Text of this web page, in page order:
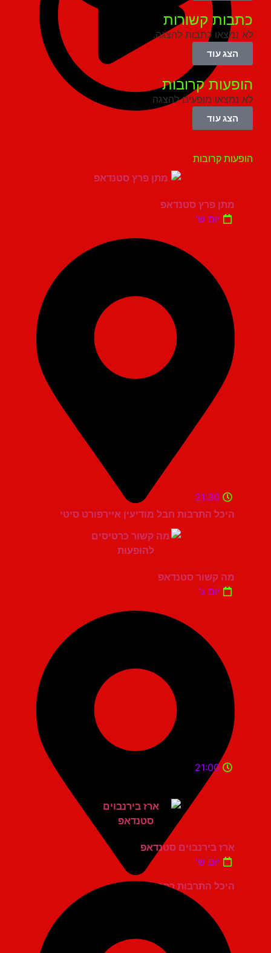
קשורות
כתבות להצגה.
הצג עוד
קרובות
מופעים להצגה
הצג עוד
קרובות
מתן פרץ סטנדאפ
יום ש'
היכל התרבות חבל מודיעין איירפורט סיטי
21:30
מה קשור סטנדאפ
יום ג'
היכל התרבות כפר סבא
21:00
ארז בירנבוים סטנדאפ
יום ש'